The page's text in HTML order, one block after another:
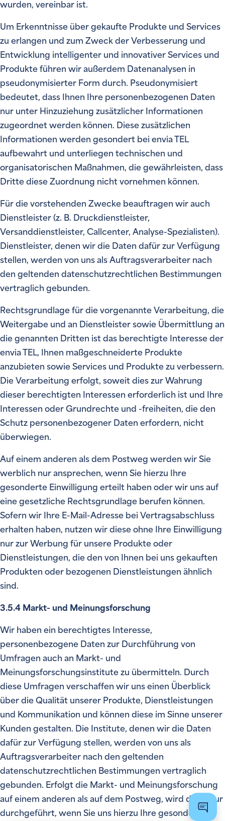
wurden, vereinbar ist.
Um Erkenntnisse über gekaufte Produkte und Services
zu erlangen und zum Zweck der Verbesserung und
Entwicklung intelligenter und innovativer Services und
Produkte führen wir außerdem Datenanalysen in
pseudonymisierter Form durch. Pseudonymisiert
bedeutet, dass Ihnen Ihre personenbezogenen Daten
nur unter Hinzuziehung zusätzlicher Informationen
zugeordnet werden können. Diese zusätzlichen
Informationen werden gesondert bei envia TEL
aufbewahrt und unterliegen technischen und
organisatorischen Maßnahmen, die gewährleisten, dass
Dritte diese Zuordnung nicht vornehmen können.
Für die vorstehenden Zwecke beauftragen wir auch
Dienstleister (z. B. Druckdienstleister,
Versanddienstleister, Callcenter, Analyse-Spezialisten).
Dienstleister, denen wir die Daten dafür zur Verfügung
stellen, werden von uns als Auftragsverarbeiter nach
den geltenden datenschutzrechtlichen Bestimmungen
vertraglich gebunden.
Rechtsgrundlage für die vorgenannte Verarbeitung, die
Weitergabe und an Dienstleister sowie Übermittlung an
die genannten Dritten ist das berechtigte Interesse der
envia TEL, Ihnen maßgeschneiderte Produkte
anzubieten sowie Services und Produkte zu verbessern.
Die Verarbeitung erfolgt, soweit dies zur Wahrung
dieser berechtigten Interessen erforderlich ist und Ihre
Interessen oder Grundrechte und -freiheiten, die den
Schutz personenbezogener Daten erfordern, nicht
überwiegen.
Auf einem anderen als dem Postweg werden wir Sie
werblich nur ansprechen, wenn Sie hierzu Ihre
gesonderte Einwilligung erteilt haben oder wir uns auf
eine gesetzliche Rechtsgrundlage berufen können.
Sofern wir Ihre E-Mail-Adresse bei Vertragsabschluss
erhalten haben, nutzen wir diese ohne Ihre Einwilligung
nur zur Werbung für unsere Produkte oder
Dienstleistungen, die den von Ihnen bei uns gekauften
Produkten oder bezogenen Dienstleistungen ähnlich
sind.
3.5.4 Markt- und Meinungsforschung
Wir haben ein berechtigtes Interesse,
personenbezogene Daten zur Durchführung von
Umfragen auch an Markt- und
Meinungsforschungsinstitute zu übermitteln. Durch
diese Umfragen verschaffen wir uns einen Überblick
über die Qualität unserer Produkte, Dienstleistungen
und Kommunikation und können diese im Sinne unserer
Kunden gestalten. Die Institute, denen wir die Daten
dafür zur Verfügung stellen, werden von uns als
Auftragsverarbeiter nach den geltenden
datenschutzrechtlichen Bestimmungen vertraglich
gebunden. Erfolgt die Markt- und Meinungsforschung
auf einem anderen als auf dem Postweg, wird diese nur
durchgeführt, wenn Sie uns hierzu Ihre gesonderte
Hilfe